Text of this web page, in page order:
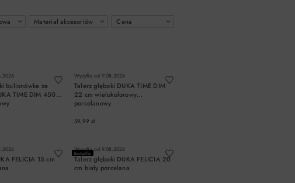
Cena
Materiał akcesoriów
bulionówka ze
TIME DIM 450
Wysyłka od 9.08.2026
Talerz głęboki DUKA TIME DIM
22 cm wielokolorowy
porcelanowy
59,99 zł
FELICIA 15 cm
Bestseller
Wysyłka od 9.08.2026
Talerz głęboki DUKA FELICIA 20
cm biały porcelana